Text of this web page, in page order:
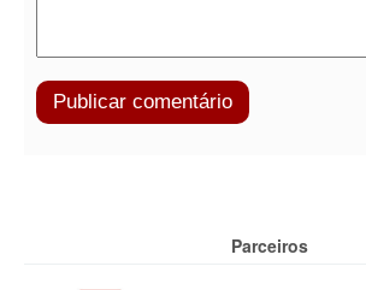
Parceiros